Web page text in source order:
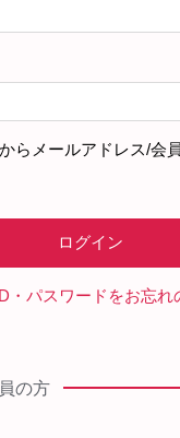
潰瘍性大腸炎患者のみ
方へ（2026年2月）
らメールアドレス/会
・パスワードをお忘れ
の方